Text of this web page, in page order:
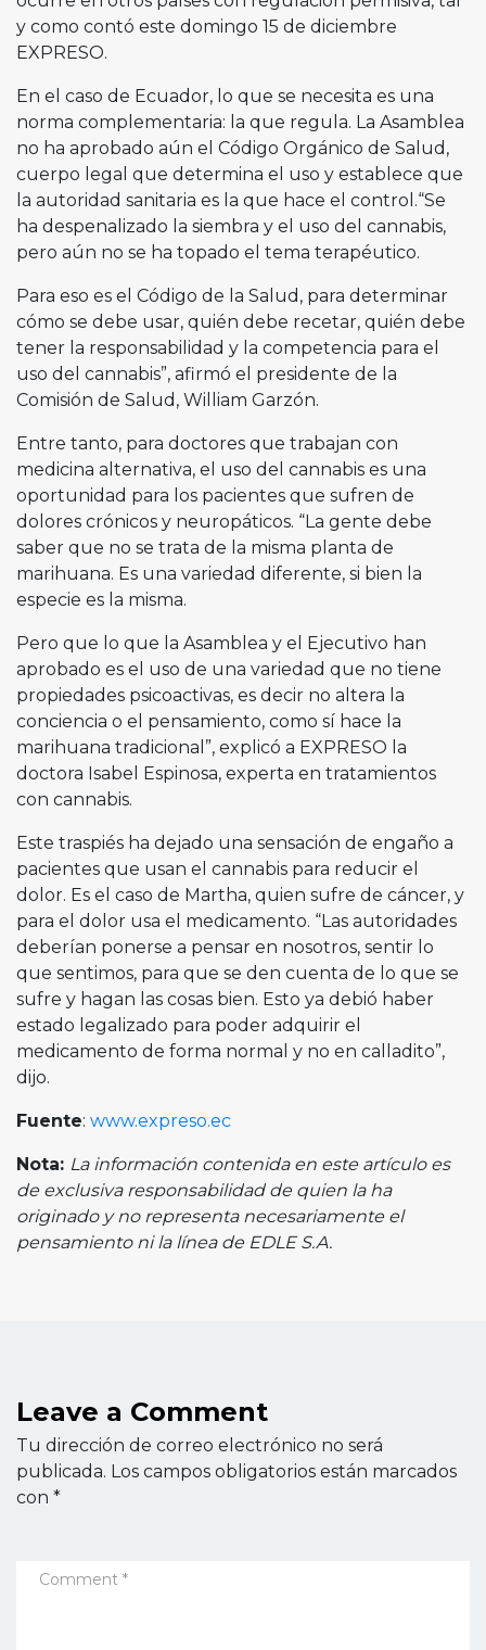
y como contó este domingo 15 de diciembre
EXPRESO.
En el caso de Ecuador, lo que se necesita es una
norma complementaria: la que regula. La Asamblea
no ha aprobado aún el Código Orgánico de Salud,
cuerpo legal que determina el uso y establece que
la autoridad sanitaria es la que hace el control.“Se
ha despenalizado la siembra y el uso del cannabis,
pero aún no se ha topado el tema terapéutico.
Para eso es el Código de la Salud, para determinar
cómo se debe usar, quién debe recetar, quién debe
tener la responsabilidad y la competencia para el
uso del cannabis”, afirmó el presidente de la
Comisión de Salud, William Garzón.
Entre tanto, para doctores que trabajan con
medicina alternativa, el uso del cannabis es una
oportunidad para los pacientes que sufren de
dolores crónicos y neuropáticos. “La gente debe
saber que no se trata de la misma planta de
marihuana. Es una variedad diferente, si bien la
especie es la misma.
Pero que lo que la Asamblea y el Ejecutivo han
aprobado es el uso de una variedad que no tiene
propiedades psicoactivas, es decir no altera la
conciencia o el pensamiento, como sí hace la
marihuana tradicional”, explicó a EXPRESO la
doctora Isabel Espinosa, experta en tratamientos
con cannabis.
Este traspiés ha dejado una sensación de engaño a
pacientes que usan el cannabis para reducir el
dolor. Es el caso de Martha, quien sufre de cáncer, y
para el dolor usa el medicamento. “Las autoridades
deberían ponerse a pensar en nosotros, sentir lo
que sentimos, para que se den cuenta de lo que se
sufre y hagan las cosas bien. Esto ya debió haber
estado legalizado para poder adquirir el
medicamento de forma normal y no en calladito”,
dijo.
Fuente: www.expreso.ec
Nota: La información contenida en este artículo es
de exclusiva responsabilidad de quien la ha
originado y no representa necesariamente el
pensamiento ni la línea de EDLE S.A.
Leave a Comment
Tu dirección de correo electrónico no será
publicada. Los campos obligatorios están marcados
con *